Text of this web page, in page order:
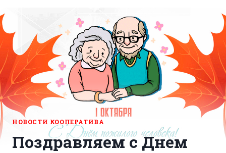
НОВОСТИ КООПЕРАТИВА
Поздравляем с Днем